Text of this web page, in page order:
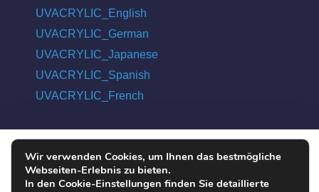
UVACRYLIC_English
UVACRYLIC_German
UVACRYLIC_Japanese
UVACRYLIC_Spanish
UVACRYLIC_French
COPYRIGHT © 2004 - 2026 UVPLASTIC MATERIAL TECHNOLOGY
CO., LTD. ALL RIGHTS RESERVED
Wir verwenden Cookies, um Ihnen das bestmögliche
Webseiten-Erlebnis zu bieten.
In den Cookie-Einstellungen finden Sie detaillierte